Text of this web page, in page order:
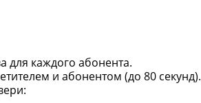
для каждого абонента.
и абонентом (до 80 секунд).